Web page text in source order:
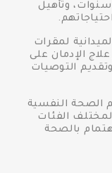
وتأهيل
لمقرات
الإدمان على
التوصيات
الصحة النفسية
الفئات
بالصحة